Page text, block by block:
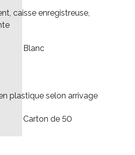
caisse enregistreuse,
Blanc
plastique selon arrivage
Carton de 50